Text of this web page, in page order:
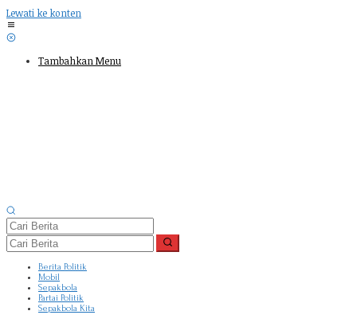
Lewati ke konten
Tambahkan Menu
Berita Politik
Mobil
Sepakbola
Partai Politik
Sepakbola Kita